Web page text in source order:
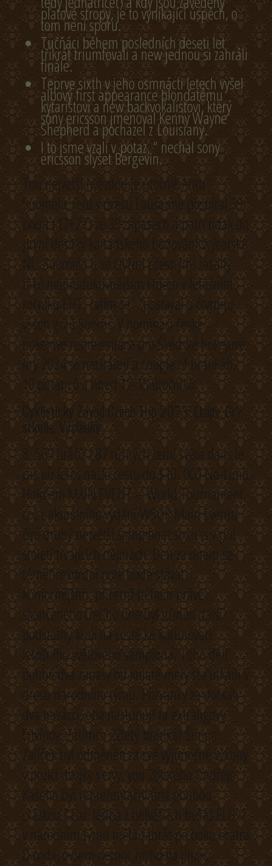
platové stropy, je to vynikající úspěch, o
tom není sporu.
Tučňáci během posledních deseti let
třikrát triumfovali a new jednou si zahráli
finále.
Teprve sixth v jeho osmnácti letech vyšel
albový first appearance blonďatému
kytaristovi a new backvokalistovi, který
sony ericsson jmenoval Kenny Wayne
Shepherd a pocházel z Louisiany.
I to jsme vzali v potaz, “ nechal sony
ericsson slyšet Bergevin.
Tou největší hvězdou je útočník Antti
Suomela, jenž v dresu Lausanne posbíral 39
bodů (12+27) ve 39 zápasech a patří tidak do
první desítky kanadského bodování švýcarské
NL. Suomela u se čtyřmi přesnými zásahy
také nejproduktivnějším Finem v letošním
ročníku EHT, zatím se” “postaral o čtvrtinu
všech gólů Suomi. V nominaci české
hokejové reprezentace pro Švédské hokejové
hry 2024 se nacházejí a couple of brankáři,
10 obránců a hned 12-15 útočníků.
Cyklistický Závod Czech Trip 2023: Etapy, Gr?
stkelis, Výsledky
8. 569 hráčů z 87 různých zemí světa dans le
cas où letos našlo cestu do $10. 000 No-Limit
Hold’em MAIN EVENT – World Tournament,
což z aktuálního vydání WSOP Main Eventu
činí druhý největší šampionát sixth is v půl
století trvajících dějinách. Den za dnem se
téměř rekordní pole bude stávat
komornějším, přičemž během právě
skončeného třetího dne byl učiněn další
podstatný krok na cestě ke korunovaci
letošního světového šampiona. Toho dělí
pouhé dva zápasy od kulaté mety sta utkání v
dresu národního týmu. Pozvánky ze dočkali
dva nováčci, oba nastupují za extraligový
Litvínov. Zatímco 22letý brankář Šimon
Zajíček byl odměněn za své výjimečné výkony
v pozici dvojky Vervy, you 28letého Ondřeje
Kašeho byl reprezentační first pouhou
otázkou času. Jedna z největších hvězd ELH si
v národním týmu měla zahrát po boku bratra
Davida, ovšem nemoc rozhodla jinak.